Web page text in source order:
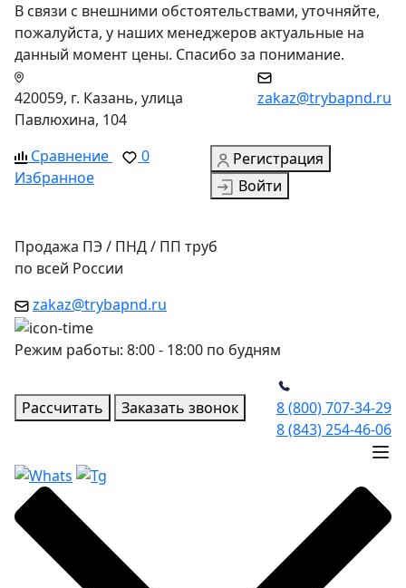
В связи с внешними обстоятельствами, уточняйте,
пожалуйста, у наших менеджеров актуальные на
данный момент цены. Спасибо за понимание.
420059, г. Казань, улица
Павлюхина, 104
zakaz@trybapnd.ru
Сравнение
0
Избранное
Регистрация
Войти
Продажа ПЭ / ПНД / ПП труб
по всей России
zakaz@trybapnd.ru
Режим работы: 8:00 - 18:00 по будням
Рассчитать Заказать звонок
8 (800) 707-34-29
8 (843) 254-46-06